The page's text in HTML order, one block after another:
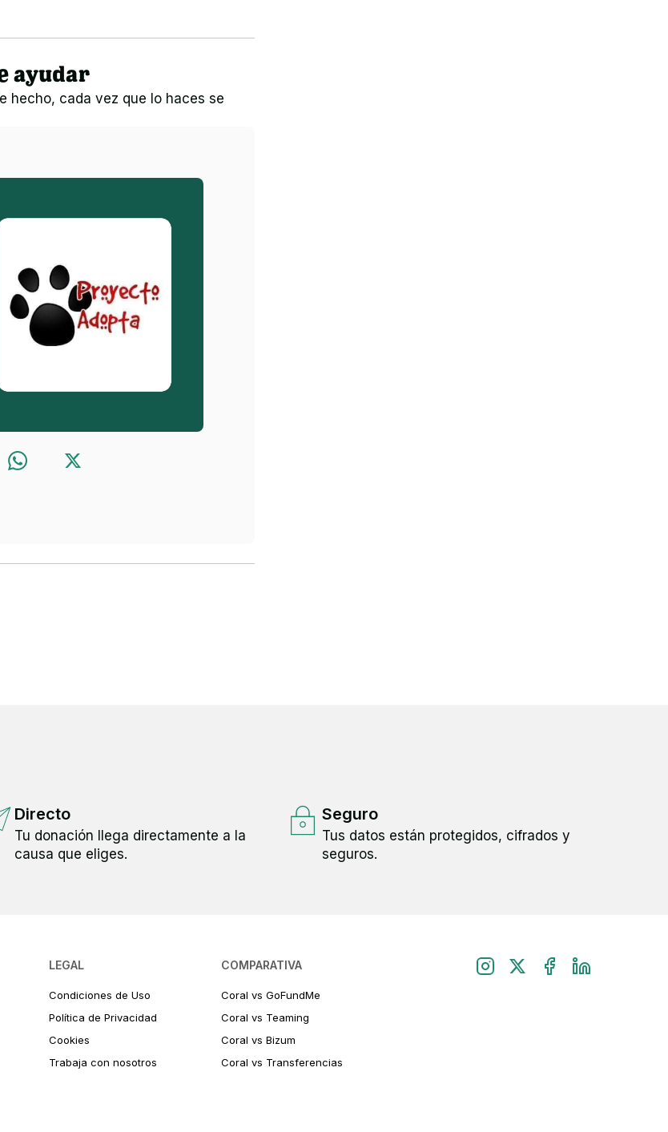
ayudar
hecho, cada vez que lo haces se
Directo
Tu donación llega directamente a la
causa que eliges.
Seguro
Tus datos están protegidos, cifrados y
seguros.
LEGAL
Condiciones de Uso
Política de Privacidad
Cookies
Trabaja con nosotros
COMPARATIVA
Coral vs GoFundMe
Coral vs Teaming
Coral vs Bizum
Coral vs Transferencias